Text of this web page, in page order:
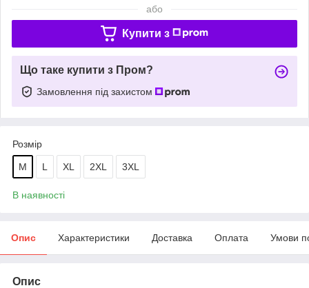
або
Купити з
Що таке купити з Пром?
Замовлення під захистом
Розмір
M L XL 2XL 3XL
В наявності
Опис Характеристики Доставка Оплата Умови
Опис